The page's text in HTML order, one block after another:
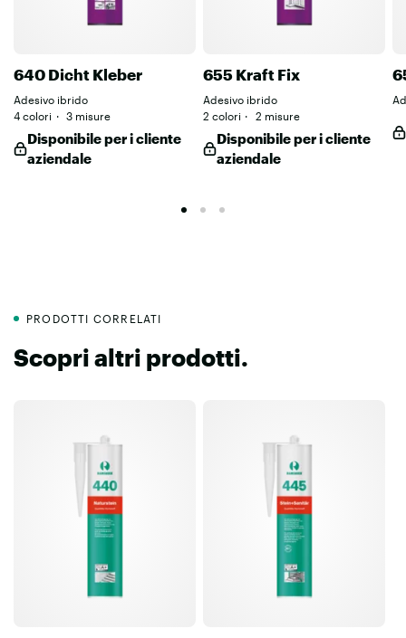
640 Dicht Kleber
Adesivo ibrido
4 colori
3 misure
Disponibile per i cliente
aziendale
655 Kraft Fix
Adesivo ibrido
2 colori
2 misure
Disponibile per i cliente
aziendale
PRODOTTI CORRELATI
Scopri altri prodotti.